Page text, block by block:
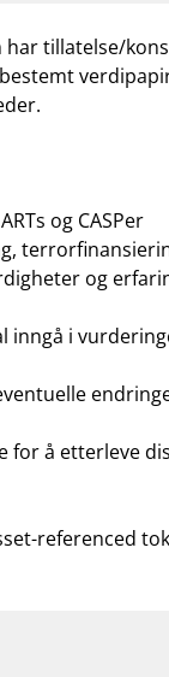
har tillatelse/
og CASPer
og
inngå i
for å etterleve
referenced